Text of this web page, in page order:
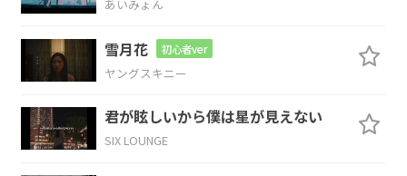
当てもなく 晴れを信じてる
Am7
F G
あいみょん
雪月花 初心者ver
ヤングスキニー
君が眩しいから僕は星が見えない
SIX LOUNGE